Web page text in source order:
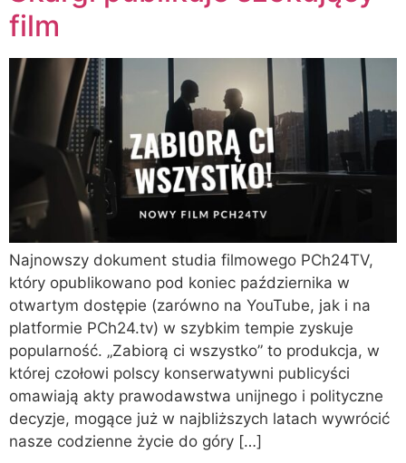
film
Najnowszy dokument studia filmowego PCh24TV,
który opublikowano pod koniec października w
otwartym dostępie (zarówno na YouTube, jak i na
platformie PCh24.tv) w szybkim tempie zyskuje
popularność. „Zabiorą ci wszystko” to produkcja, w
której czołowi polscy konserwatywni publicyści
omawiają akty prawodawstwa unijnego i polityczne
decyzje, mogące już w najbliższych latach wywrócić
nasze codzienne życie do góry […]